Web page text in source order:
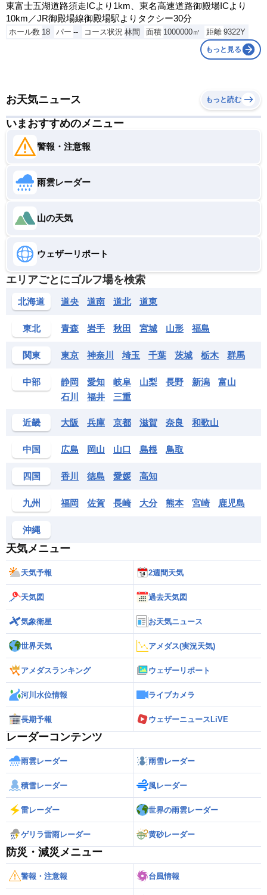
東富士五湖道路須走ICより1km、東名高速道路御殿場ICより
10km／JR御殿場線御殿場駅よりタクシー30分
ホール数 18 パー -- コース状況 林間 面積 1000000㎡ 距離 9322Y
もっと見る
お天気ニュース もっと読む
いまおすすめのメニュー
警報・注意報
雨雲レーダー
山の天気
ウェザーリポート
エリアごとにゴルフ場を検索
北海道 道央 道南 道北 道東
東北 青森 岩手 秋田 宮城 山形 福島
関東 東京 神奈川 埼玉 千葉 茨城 栃木 群馬
中部 静岡 愛知 岐阜 山梨 長野 新潟
富山
石川
福井 三重
近畿 大阪 兵庫 京都 滋賀 奈良 和歌山
中国 広島 岡山 山口 島根 鳥取
四国 香川 徳島 愛媛 高知
九州 福岡 佐賀 長崎 大分 熊本 宮崎 鹿児島
沖縄
天気メニュー
天気予報 2週間天気
天気図 過去天気図
気象衛星 お天気ニュース
世界天気 アメダス(実況天気)
アメダスランキング ウェザーリポート
河川水位情報 ライブカメラ
長期予報 ウェザーニュースLiVE
レーダーコンテンツ
雨雲レーダー 雨雪レーダー
積雪レーダー 風レーダー
雷レーダー 世界の雨雲レーダー
ゲリラ雷雨レーダー 黄砂レーダー
防災・減災メニュー
警報・注意報 台風情報